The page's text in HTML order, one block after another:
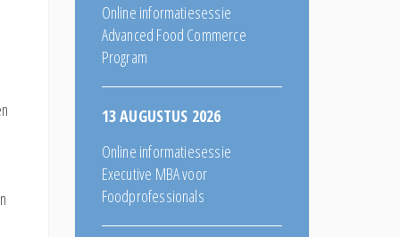
Online informatiesessie
Advanced Food Commerce
Program
13 AUGUSTUS 2026
Online informatiesessie
Executive MBA voor
Foodprofessionals